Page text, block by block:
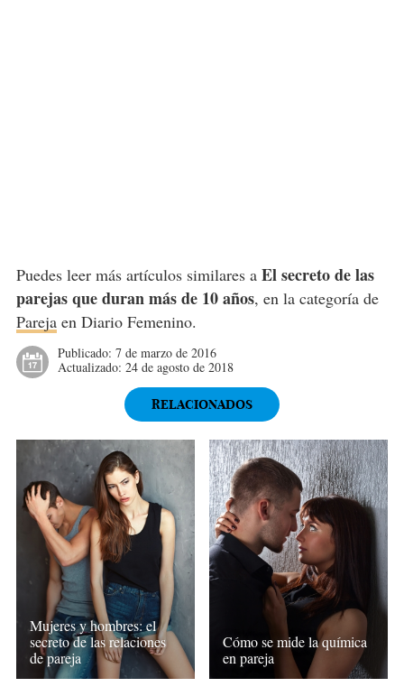
Puedes leer más artículos similares a El secreto de las
parejas que duran más de 10 años, en la categoría de
Parejaen Diario Femenino.
Publicado: 7 de marzo de 2016
Actualizado: 24 de agosto de 2018
RELACIONADOS
Mujeres y hombres: el
secreto de las relaciones
de pareja
Cómo se mide la química
en pareja